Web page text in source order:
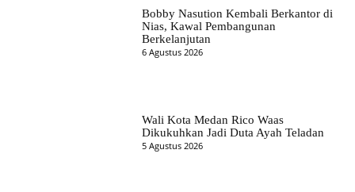
Bobby Nasution Kembali Berkantor di
Nias, Kawal Pembangunan
Berkelanjutan
6 Agustus 2026
Wali Kota Medan Rico Waas
Dikukuhkan Jadi Duta Ayah Teladan
5 Agustus 2026